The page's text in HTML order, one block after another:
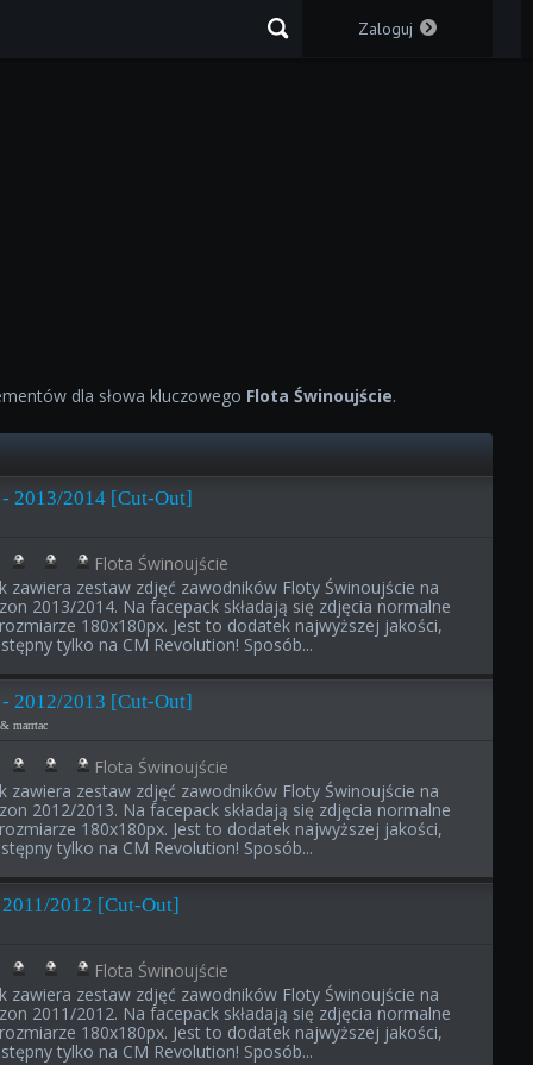
Zaloguj
dla słowa kluczowego Flota Świnoujście.
2013/2014 [Cut-Out]
Flota Świnoujście
zawiera zestaw zdjęć zawodników Floty Świnoujście na
2013/2014. Na facepack składają się zdjęcia normalne
180x180px. Jest to dodatek najwyższej jakości,
tylko na CM Revolution! Sposób...
2012/2013 [Cut-Out]
marrtac
Flota Świnoujście
zawiera zestaw zdjęć zawodników Floty Świnoujście na
2012/2013. Na facepack składają się zdjęcia normalne
180x180px. Jest to dodatek najwyższej jakości,
tylko na CM Revolution! Sposób...
2012 [Cut-Out]
Flota Świnoujście
zawiera zestaw zdjęć zawodników Floty Świnoujście na
2011/2012. Na facepack składają się zdjęcia normalne
180x180px. Jest to dodatek najwyższej jakości,
tylko na CM Revolution! Sposób...